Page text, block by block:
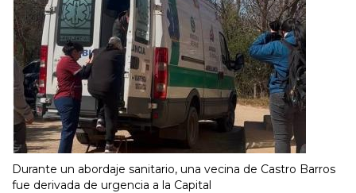
Durante un abordaje sanitario, una vecina de Castro Barros
fue derivada de urgencia a la Capital